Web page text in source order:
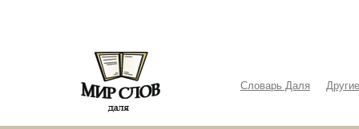
Словарь Даля